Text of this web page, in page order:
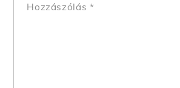
Hozzászólás *